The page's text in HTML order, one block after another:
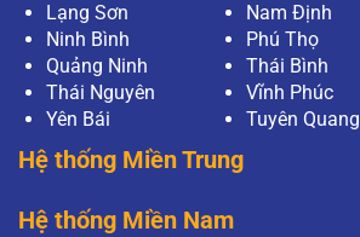
Lạng Sơn
Nam Định
Ninh Bình
Phú Thọ
Quảng Ninh
Thái Bình
Thái Nguyên
Vĩnh Phúc
Yên Bái
Tuyên Quang
Hệ thống Miền Trung
Hệ thống Miền Nam